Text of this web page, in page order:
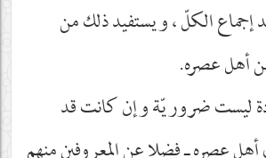
إجماع الكلّ ، ويستفيد ذلك من
أهل عصره.
ليست ضروريّة وإن كانت قد